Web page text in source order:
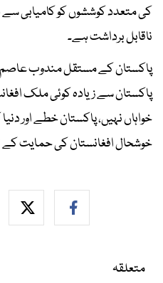
کی متعدد کوششوں کو کامیابی سے
ناقابل برداشت ہے۔
پاکستان کے مستقل مندوب عاصم
پاکستان سے زیادہ کوئی ملک
خواہاں نہیں، پاکستان خطے اور
خوشحال افغانستان کی حمایت کے
متعلقہ